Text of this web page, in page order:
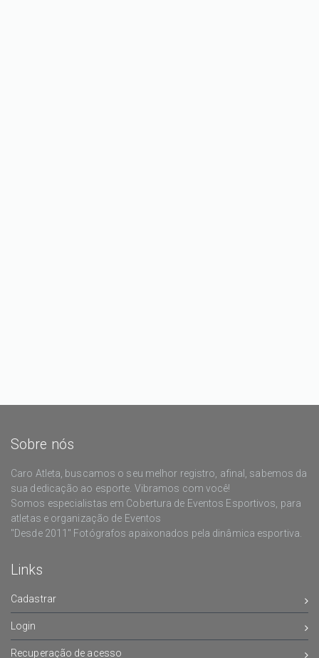
Sobre nós
Caro Atleta, buscamos o seu melhor registro, afinal, sabemos da
sua dedicação ao esporte. Vibramos com você!
Somos especialistas em Cobertura de Eventos Esportivos, para
atletas e organização de Eventos
"Desde 2011" Fotógrafos apaixonados pela dinâmica esportiva.
Links
Cadastrar
Login
Recuperação de acesso